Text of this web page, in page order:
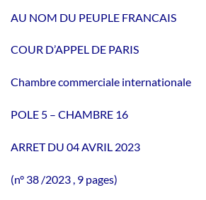
AU NOM DU PEUPLE FRANCAIS
COUR D’APPEL DE PARIS
Chambre commerciale internationale
POLE 5 – CHAMBRE 16
ARRET DU 04 AVRIL 2023
(n° 38 /2023 , 9 pages)